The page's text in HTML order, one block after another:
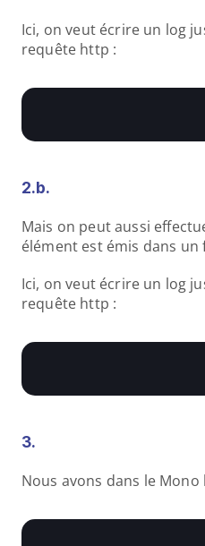
Ici, on veut écrire un log
requête http :
2.b.
Mais on peut aussi
élément est émis dans un
Ici, on veut écrire un log
requête http :
3.
Nous avons dans le Mono